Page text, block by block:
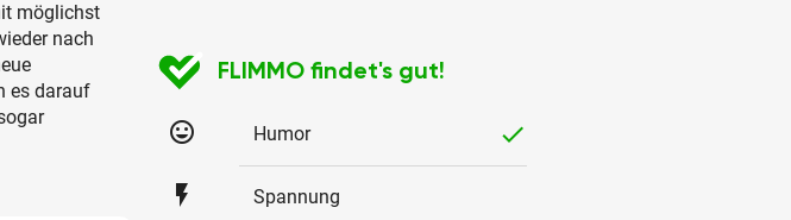
möglichst
nach
es darauf
FLIMMO findet's gut!
tag_faces Humor checked
flash_on Spannung